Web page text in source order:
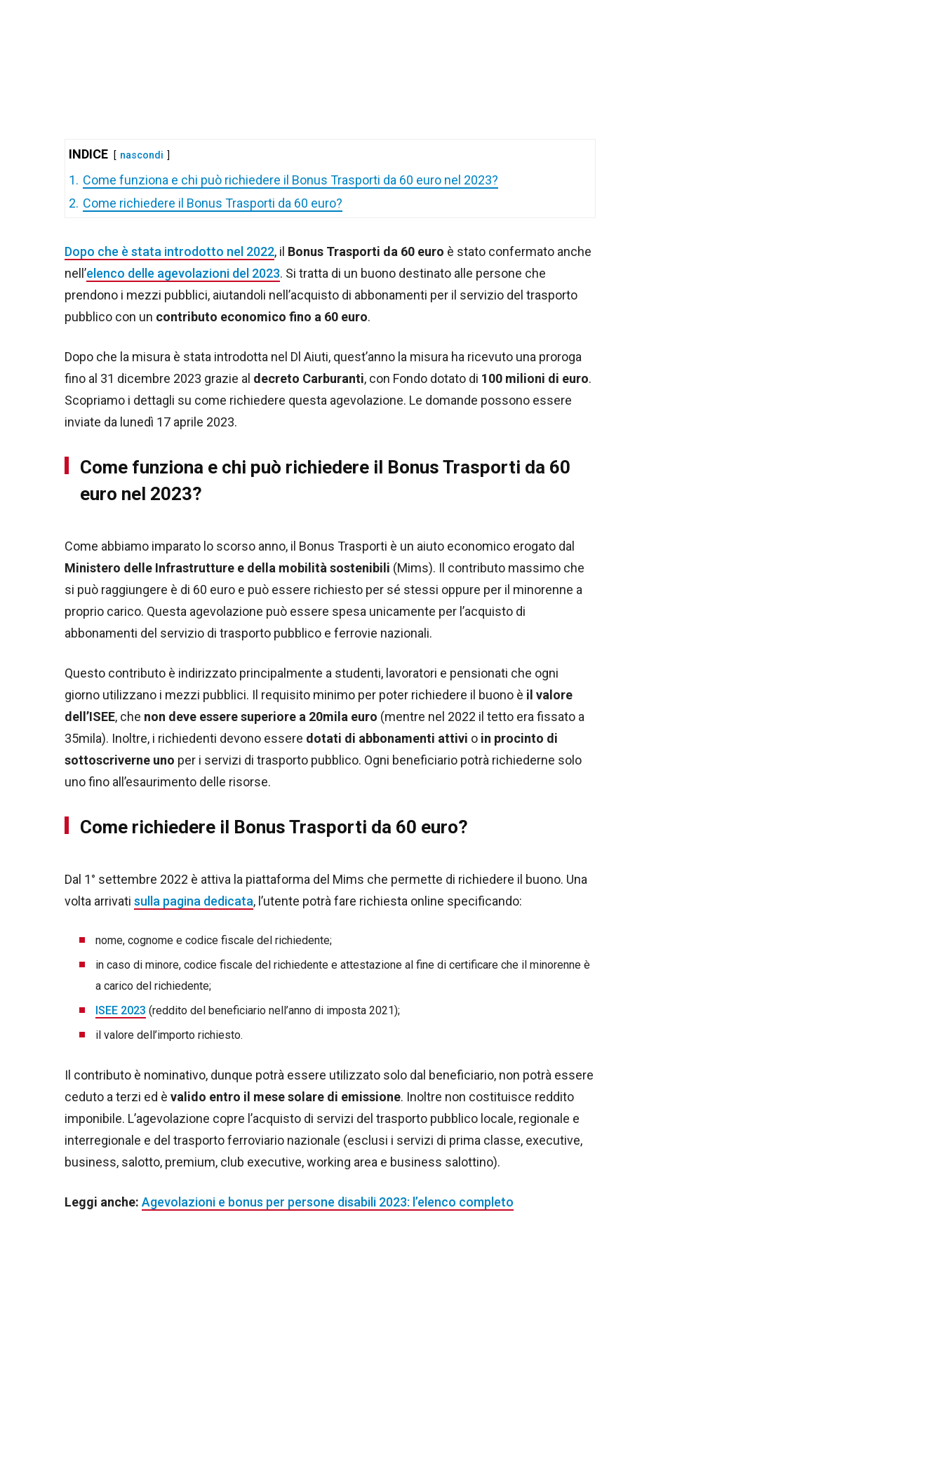
INDICE nascondi
1. Come funziona e chi può richiedere il Bonus Trasporti da 60 euro nel 2023?
2. Come richiedere il Bonus Trasporti da 60 euro?
Dopo che è stata introdotto nel 2022, il Bonus Trasporti da 60 euro è stato confermato anche
nell’elenco delle agevolazioni del 2023. Si tratta di un buono destinato alle persone che
prendono i mezzi pubblici, aiutandoli nell’acquisto di abbonamenti per il servizio del trasporto
pubblico con un contributo economico fino a 60 euro.
Dopo che la misura è stata introdotta nel Dl Aiuti, quest’anno la misura ha ricevuto una proroga
fino al 31 dicembre 2023 grazie al decreto Carburanti, con Fondo dotato di 100 milioni di euro.
Scopriamo i dettagli su come richiedere questa agevolazione. Le domande possono essere
inviate da lunedì 17 aprile 2023.
Come funziona e chi può richiedere il Bonus Trasporti da 60
euro nel 2023?
Come abbiamo imparato lo scorso anno, il Bonus Trasporti è un aiuto economico erogato dal
Ministero delle Infrastrutture e della mobilità sostenibili (Mims). Il contributo massimo che
si può raggiungere è di 60 euro e può essere richiesto per sé stessi oppure per il minorenne a
proprio carico. Questa agevolazione può essere spesa unicamente per l’acquisto di
abbonamenti del servizio di trasporto pubblico e ferrovie nazionali.
Questo contributo è indirizzato principalmente a studenti, lavoratori e pensionati che ogni
giorno utilizzano i mezzi pubblici. Il requisito minimo per poter richiedere il buono è il valore
dell’ISEE, che non deve essere superiore a 20mila euro (mentre nel 2022 il tetto era fissato a
35mila). Inoltre, i richiedenti devono essere dotati di abbonamenti attivi o in procinto di
sottoscriverne uno per i servizi di trasporto pubblico. Ogni beneficiario potrà richiederne solo
uno fino all’esaurimento delle risorse.
Come richiedere il Bonus Trasporti da 60 euro?
Dal 1° settembre 2022 è attiva la piattaforma del Mims che permette di richiedere il buono. Una
volta arrivati sulla pagina dedicata, l’utente potrà fare richiesta online specificando:
nome, cognome e codice fiscale del richiedente;
in caso di minore, codice fiscale del richiedente e attestazione al fine di certificare che il minorenne è
a carico del richiedente;
ISEE 2023 (reddito del beneficiario nell’anno di imposta 2021);
il valore dell’importo richiesto.
Il contributo è nominativo, dunque potrà essere utilizzato solo dal beneficiario, non potrà essere
ceduto a terzi ed è valido entro il mese solare di emissione. Inoltre non costituisce reddito
imponibile. L’agevolazione copre l’acquisto di servizi del trasporto pubblico locale, regionale e
interregionale e del trasporto ferroviario nazionale (esclusi i servizi di prima classe, executive,
business, salotto, premium, club executive, working area e business salottino).
Leggi anche: Agevolazioni e bonus per persone disabili 2023: l’elenco completo